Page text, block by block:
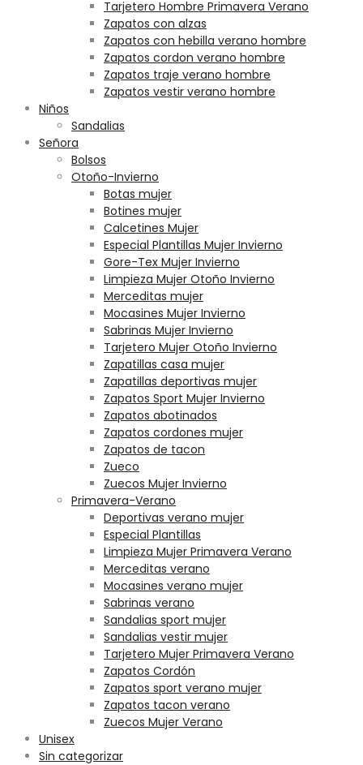
Tarjetero Hombre Primavera Verano
Zapatos con alzas
Zapatos con hebilla verano hombre
Zapatos cordon verano hombre
Zapatos traje verano hombre
Zapatos vestir verano hombre
Niños
Sandalias
Señora
Bolsos
Otoño-Invierno
Botas mujer
Botines mujer
Calcetines Mujer
Especial Plantillas Mujer Invierno
Gore-Tex Mujer Invierno
Limpieza Mujer Otoño Invierno
Merceditas mujer
Mocasines Mujer Invierno
Sabrinas Mujer Invierno
Tarjetero Mujer Otoño Invierno
Zapatillas casa mujer
Zapatillas deportivas mujer
Zapatos Sport Mujer Invierno
Zapatos abotinados
Zapatos cordones mujer
Zapatos de tacon
Zueco
Zuecos Mujer Invierno
Primavera-Verano
Deportivas verano mujer
Especial Plantillas
Limpieza Mujer Primavera Verano
Merceditas verano
Mocasines verano mujer
Sabrinas verano
Sandalias sport mujer
Sandalias vestir mujer
Tarjetero Mujer Primavera Verano
Zapatos Cordón
Zapatos sport verano mujer
Zapatos tacon verano
Zuecos Mujer Verano
Unisex
Sin categorizar